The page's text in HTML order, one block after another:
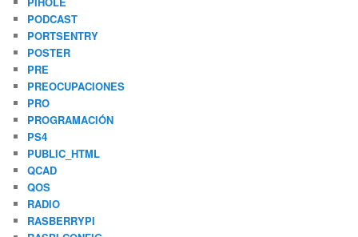
PODCAST
PORTSENTRY
POSTER
PRE
PREOCUPACIONES
PRO
PROGRAMACIÓN
PS4
PUBLIC_HTML
QCAD
QOS
RADIO
RASBERRYPI